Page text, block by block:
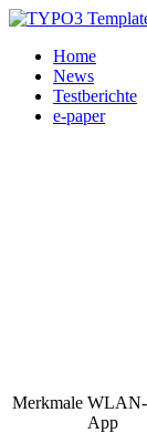
Home
News
Testberichte
e-paper
Merkmale WLAN-
App